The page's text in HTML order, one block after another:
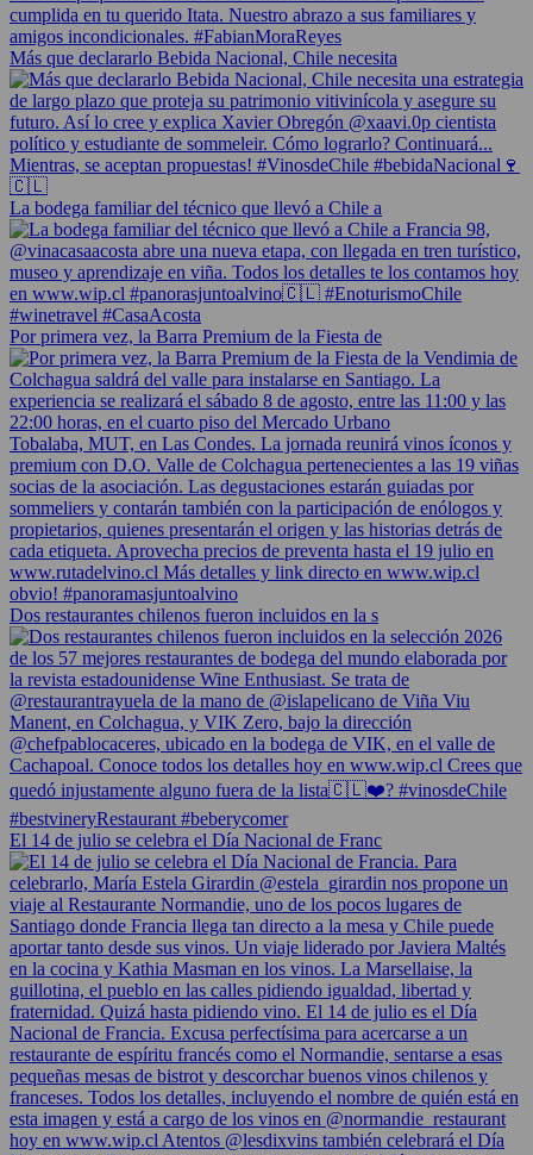
Más que declararlo Bebida Nacional, Chile necesita
La bodega familiar del técnico que llevó a Chile a
Por primera vez, la Barra Premium de la Fiesta de
Dos restaurantes chilenos fueron incluidos en la s
El 14 de julio se celebra el Día Nacional de Franc